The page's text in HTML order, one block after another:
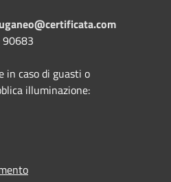
90683
in caso di guasti o
illuminazione: